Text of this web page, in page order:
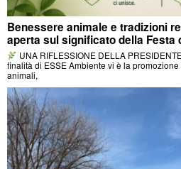
Benessere animale e tradizioni
aperta sul significato della Festa
UNA RIFLESSIONE DELLA
finalità di ESSE Ambiente vi è la
animali,